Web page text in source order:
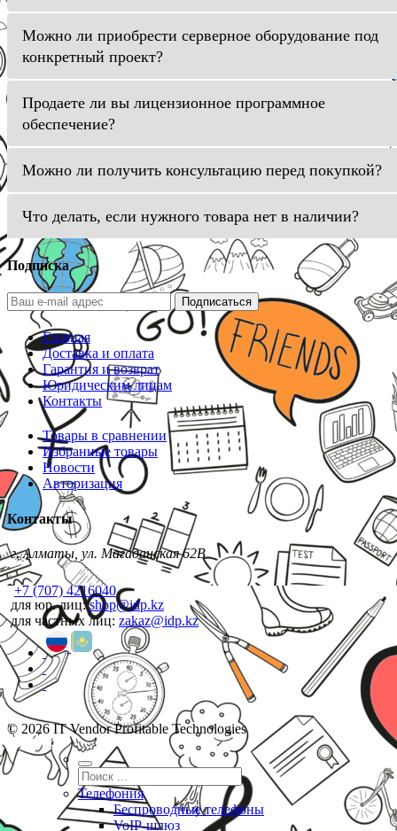
Можно ли приобрести серверное оборудование под
конкретный проект?
Продаете ли вы лицензионное программное
обеспечение?
Можно ли получить консультацию перед покупкой?
Что делать, если нужного товара нет в наличии?
Подписка
Подписаться
Главная
Доставка и оплата
Гарантия и возврат
Юридическим лицам
Контакты
Товары в сравнении
Избранные товары
Новости
Авторизация
Контакты
г. Алматы, ул. Магаданская 62В
+7 (707) 4216040
для юр. лиц:shop@idp.kz
для частных лиц: zakaz@idp.kz
© 2026 IT Vendor Profitable Technologies
Телефония
Беспроводные телефоны
VoIP-шлюз